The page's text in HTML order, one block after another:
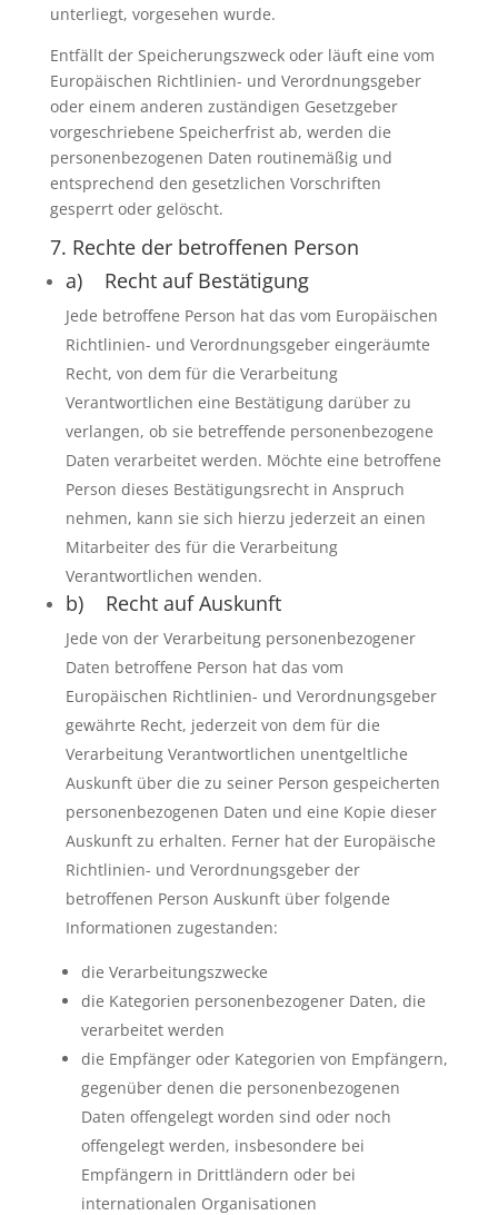
unterliegt, vorgesehen wurde.
Entfällt der Speicherungszweck oder läuft eine vom
Europäischen Richtlinien- und Verordnungsgeber
oder einem anderen zuständigen Gesetzgeber
vorgeschriebene Speicherfrist ab, werden die
personenbezogenen Daten routinemäßig und
entsprechend den gesetzlichen Vorschriften
gesperrt oder gelöscht.
7. Rechte der betroffenen Person
a) Recht auf Bestätigung
Jede betroffene Person hat das vom Europäischen
Richtlinien- und Verordnungsgeber eingeräumte
Recht, von dem für die Verarbeitung
Verantwortlichen eine Bestätigung darüber zu
verlangen, ob sie betreffende personenbezogene
Daten verarbeitet werden. Möchte eine betroffene
Person dieses Bestätigungsrecht in Anspruch
nehmen, kann sie sich hierzu jederzeit an einen
Mitarbeiter des für die Verarbeitung
Verantwortlichen wenden.
b) Recht auf Auskunft
Jede von der Verarbeitung personenbezogener
Daten betroffene Person hat das vom
Europäischen Richtlinien- und Verordnungsgeber
gewährte Recht, jederzeit von dem für die
Verarbeitung Verantwortlichen unentgeltliche
Auskunft über die zu seiner Person gespeicherten
personenbezogenen Daten und eine Kopie dieser
Auskunft zu erhalten. Ferner hat der Europäische
Richtlinien- und Verordnungsgeber der
betroffenen Person Auskunft über folgende
Informationen zugestanden:
die Verarbeitungszwecke
die Kategorien personenbezogener Daten, die
verarbeitet werden
die Empfänger oder Kategorien von Empfängern,
gegenüber denen die personenbezogenen
Daten offengelegt worden sind oder noch
offengelegt werden, insbesondere bei
Empfängern in Drittländern oder bei
internationalen Organisationen